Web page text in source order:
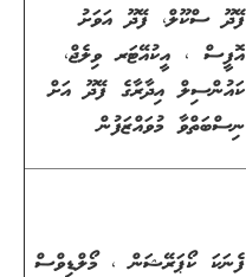
ފޭދޫ ސްކޫލް، ފޭދޫ އަވަށު
އޮފީސް ، އީކުއޭޓަރ ވިލެޖް،
ކައުންސިލް އިދާރާގެ ފޭދޫ އަށް
ނިސްބަތްވާ މުވައްޒަފުން
ފެނަކަ ކޯޕަރޭޝަން ، މޯލްޑިވްސް